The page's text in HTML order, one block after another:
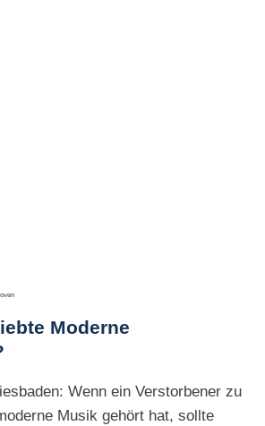
Moderne
Wenn ein Verstorbener zu
Musik gehört hat, sollte